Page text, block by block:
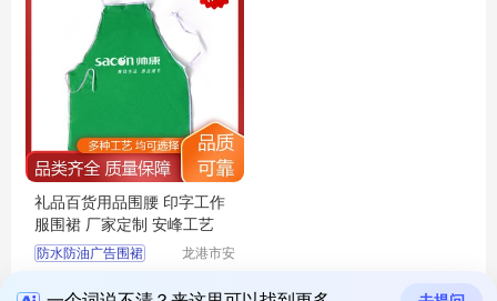
礼品百货用品围腰 印字工作
服围裙 厂家定制 安峰工艺
防水防油广告围裙
广告工装印花围裙
龙港市安
品厂（个
￥ 1.50 拨打电话